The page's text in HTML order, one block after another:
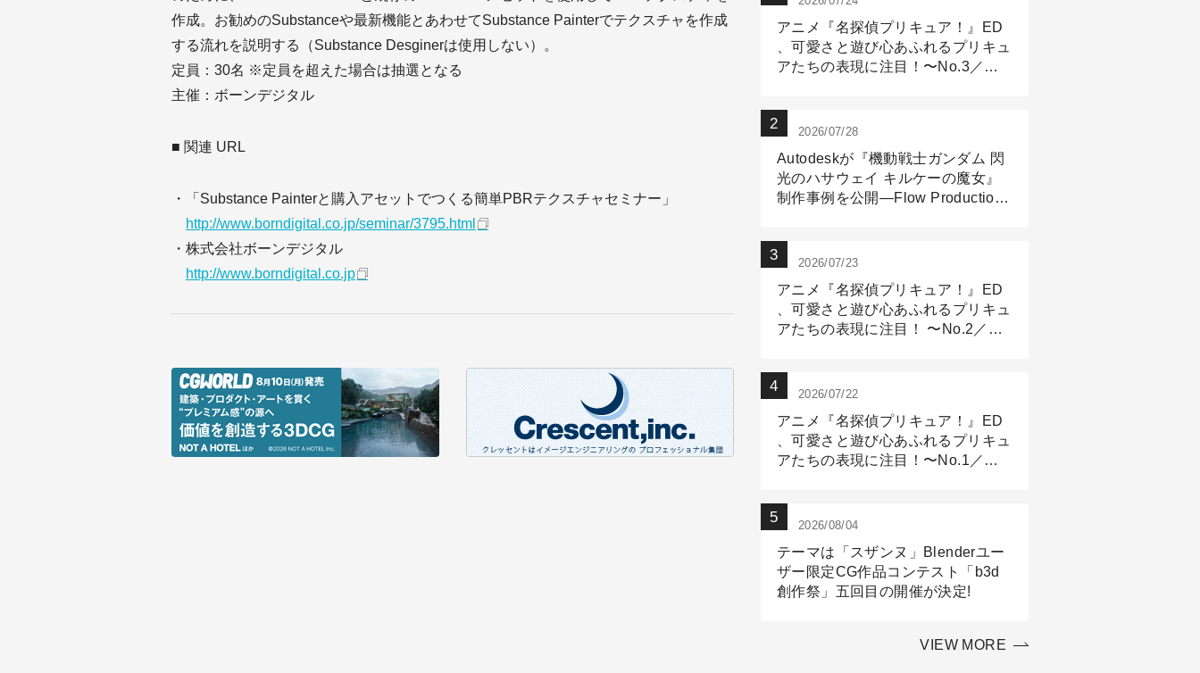
作成。お勧めのSubstanceや最新機能とあわせてSubstance Painterでテクスチャを作成
する流れを説明する（Substance Desginerは使用しない）。
定員：30名 ※定員を超えた場合は抽選となる
主催：ボーンデジタル
■ 関連 URL
・「Substance Painterと購入アセットでつくる簡単PBRテクスチャセミナー」
http://www.borndigital.co.jp/seminar/3795.html
・株式会社ボーンデジタル
http://www.borndigital.co.jp
アニメ『名探偵プリキュア！』ED
、可愛さと遊び心あふれるプリキュ
アたちの表現に注目！〜No.3／ア
2026/07/28
Autodeskが『機動戦士ガンダム 閃
光のハサウェイ キルケーの魔女』
制作事例を公開―Flow Production
2026/07/23
アニメ『名探偵プリキュア！』ED
、可愛さと遊び心あふれるプリキュ
アたちの表現に注目！ 〜No.2／モ
2026/07/22
アニメ『名探偵プリキュア！』ED
、可愛さと遊び心あふれるプリキュ
アたちの表現に注目！〜No.1／演
2026/08/04
テーマは「スザンヌ」Blenderユー
ザー限定CG作品コンテスト「b3d
創作祭」五回目の開催が決定!
VIEW MORE